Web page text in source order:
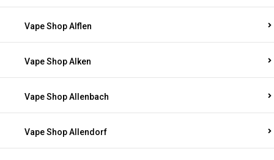
Vape Shop Alflen
Vape Shop Alken
Vape Shop Allenbach
Vape Shop Allendorf